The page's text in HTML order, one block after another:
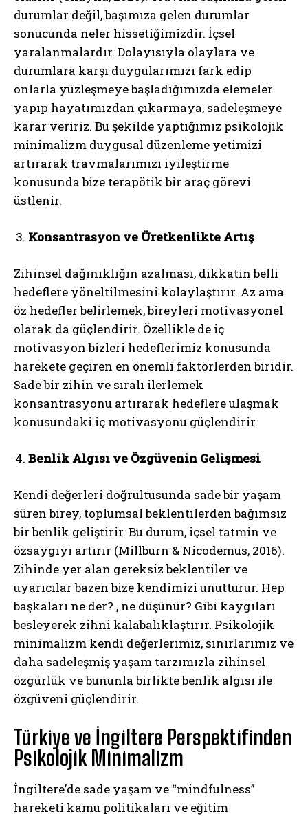
durumlar değil, başımıza gelen durumlar
sonucunda neler hissetiğimizdir. İçsel
yaralanmalardır. Dolayısıyla olaylara ve
durumlara karşı duygularımızı fark edip
onlarla yüzleşmeye başladığımızda elemeler
yapıp hayatımızdan çıkarmaya, sadeleşmeye
karar veririz. Bu şekilde yaptığımız psikolojik
minimalizm duygusal düzenleme yetimizi
artırarak travmalarımızı iyileştirme
konusunda bize terapötik bir araç görevi
üstlenir.
Konsantrasyon ve Üretkenlikte Artış
Zihinsel dağınıklığın azalması, dikkatin belli
hedeflere yöneltilmesini kolaylaştırır. Az ama
öz hedefler belirlemek, bireyleri motivasyonel
olarak da güçlendirir. Özellikle de iç
motivasyon bizleri hedeflerimiz konusunda
harekete geçiren en önemli faktörlerden biridir.
Sade bir zihin ve sıralı ilerlemek
konsantrasyonu artırarak hedeflere ulaşmak
konusundaki iç motivasyonu güçlendirir.
Benlik Algısı ve Özgüvenin Gelişmesi
Kendi değerleri doğrultusunda sade bir yaşam
süren birey, toplumsal beklentilerden bağımsız
bir benlik geliştirir. Bu durum, içsel tatmin ve
özsaygıyı artırır (Millburn & Nicodemus, 2016).
Zihinde yer alan gereksiz beklentiler ve
uyarıcılar bazen bize kendimizi unutturur. Hep
başkaları ne der? , ne düşünür? Gibi kaygıları
besleyerek zihni kalabalıklaştırır. Psikolojik
minimalizm kendi değerlerimiz, sınırlarımız ve
daha sadeleşmiş yaşam tarzımızla zihinsel
özgürlük ve bununla birlikte benlik algısı ile
özgüveni güçlendirir.
Türkiye ve İngiltere Perspektifinden
Psikolojik Minimalizm
İngiltere’de sade yaşam ve “mindfulness”
hareketi kamu politikaları ve eğitim